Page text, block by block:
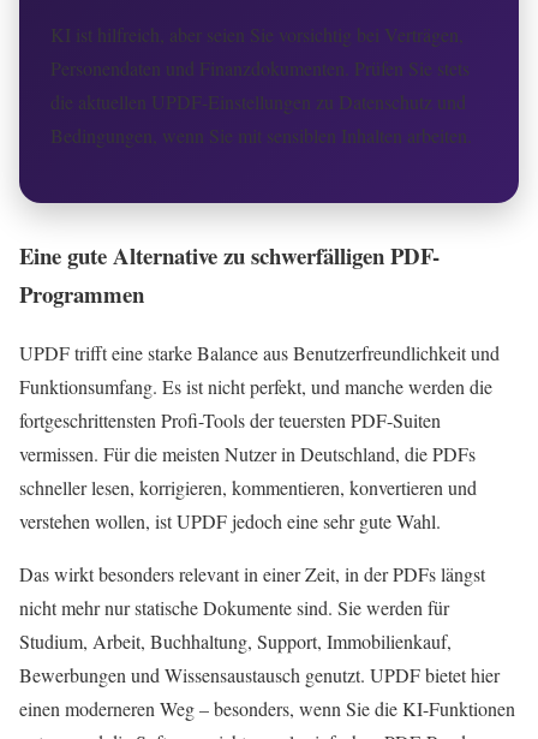
KI ist hilfreich, aber seien Sie vorsichtig bei Verträgen,
Personendaten und Finanzdokumenten. Prüfen Sie stets
die aktuellen UPDF-Einstellungen zu Datenschutz und
Bedingungen, wenn Sie mit sensiblen Inhalten arbeiten.
Eine gute Alternative zu schwerfälligen PDF-
Programmen
UPDF trifft eine starke Balance aus Benutzerfreundlichkeit und
Funktionsumfang. Es ist nicht perfekt, und manche werden die
fortgeschrittensten Profi-Tools der teuersten PDF-Suiten
vermissen. Für die meisten Nutzer in Deutschland, die PDFs
schneller lesen, korrigieren, kommentieren, konvertieren und
verstehen wollen, ist UPDF jedoch eine sehr gute Wahl.
Das wirkt besonders relevant in einer Zeit, in der PDFs längst
nicht mehr nur statische Dokumente sind. Sie werden für
Studium, Arbeit, Buchhaltung, Support, Immobilienkauf,
Bewerbungen und Wissensaustausch genutzt. UPDF bietet hier
einen moderneren Weg – besonders, wenn Sie die KI-Funktionen